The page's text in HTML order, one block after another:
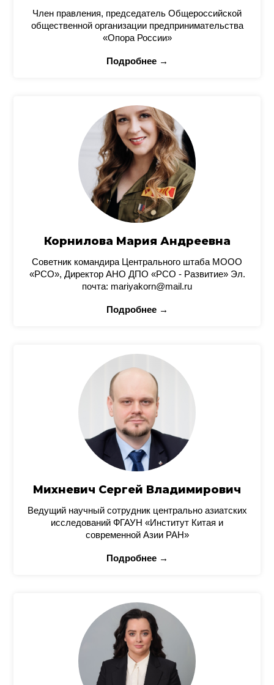
Член правления, председатель Общероссийской
общественной организации предпринимательства
«Опора России»
Подробнее →
Корнилова Мария Андреевна
Советник командира Центрального штаба МООО
«РСО», Директор АНО ДПО «РСО - Развитие» Эл.
почта: mariyakorn@mail.ru
Подробнее →
Михневич Сергей Владимирович
Ведущий научный сотрудник центрально азиатских
исследований ФГАУН «Институт Китая и
современной Азии РАН»
Подробнее →